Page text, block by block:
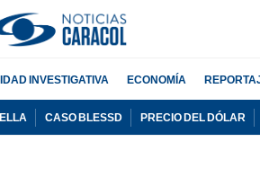
INVESTIGATIVA ECONOMÍA
CASO BLESSD PRECIO DEL DÓLAR